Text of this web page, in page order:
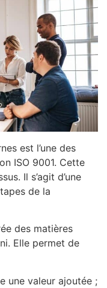
est l’une des
ISO 9001. Cette
Il s’agit d’une
de la
des matières
Elle permet de
une valeur ajoutée ;